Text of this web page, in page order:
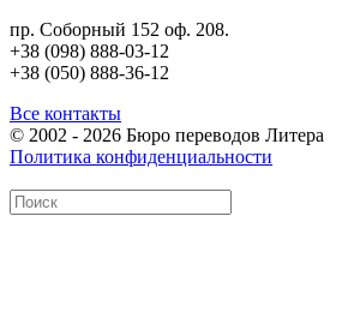
пр. Соборный 152 оф. 208.
+38 (098) 888-03-12
+38 (050) 888-36-12
Все контакты
© 2002 - 2026 Бюро переводов Литера
Политика конфиденциальности